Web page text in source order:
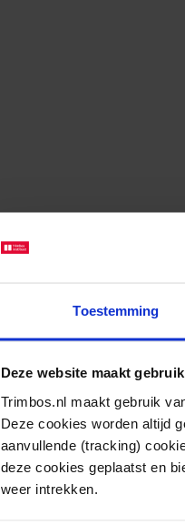
Toestemming
Deze website maakt
Trimbos.nl maakt gebruik
Deze cookies worden altijd
aanvullende (tracking)
deze cookies geplaatst en
weer intrekken.